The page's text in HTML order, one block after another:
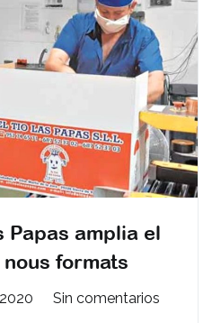
Papas amplia el
formats
Sin comentariosen